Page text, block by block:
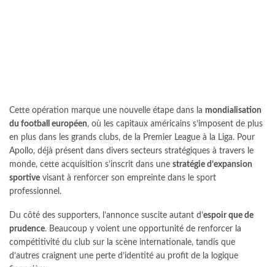
Cette opération marque une nouvelle étape dans la mondialisation
du football européen, où les capitaux américains s’imposent de plus
en plus dans les grands clubs, de la Premier League à la Liga. Pour
Apollo, déjà présent dans divers secteurs stratégiques à travers le
monde, cette acquisition s’inscrit dans une stratégie d’expansion
sportive visant à renforcer son empreinte dans le sport
professionnel.
Du côté des supporters, l’annonce suscite autant d’espoir que de
prudence. Beaucoup y voient une opportunité de renforcer la
compétitivité du club sur la scène internationale, tandis que
d’autres craignent une perte d’identité au profit de la logique